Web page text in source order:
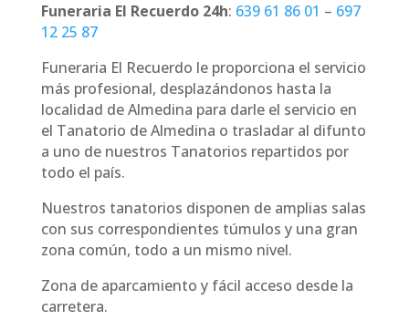
Funeraria El Recuerdo 24h: 639 61 86 01 – 697
12 25 87
Funeraria El Recuerdo le proporciona el servicio
más profesional, desplazándonos hasta la
localidad de Almedina para darle el servicio en
el Tanatorio de Almedina o trasladar al difunto
a uno de nuestros Tanatorios repartidos por
todo el país.
Nuestros tanatorios disponen de amplias salas
con sus correspondientes túmulos y una gran
zona común, todo a un mismo nivel.
Zona de aparcamiento y fácil acceso desde la
carretera.